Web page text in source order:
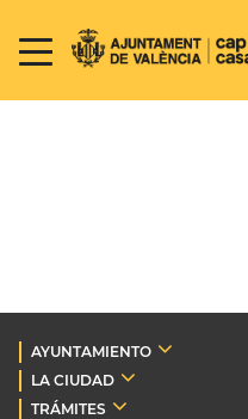
AYUNTAMIENTO
LA CIUDAD
TRÁMITES